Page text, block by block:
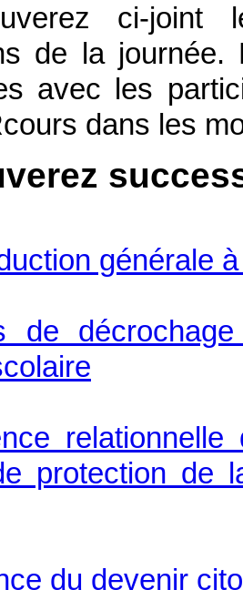
ci-joint
de la
avec les
dans les
générale
de
protection de
du devenir